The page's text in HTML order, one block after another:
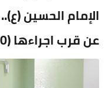
الإمام الحسين
عن قرب اجراءها (40) عملية للقلب المفتوح